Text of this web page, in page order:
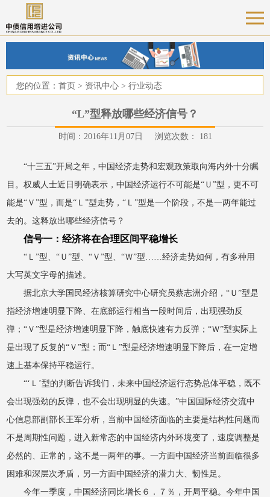
您的位置：首页 > 资讯中心 >行业动态
“L”型释放哪些经济信号？
时间：2016年11月07日 浏览次数： 181
“十三五”开局之年，中国经济走势和宏观政策取向海内外十分瞩
目。权威人士近日明确表示，中国经济运行不可能是“Ｕ”型，更不可
能是“Ｖ”型，而是“Ｌ”型走势，“Ｌ”型是一个阶段，不是一两年能过
去的。这释放出哪些经济信号？
信号一：经济将在合理区间平稳增长
“Ｌ”型、“Ｕ”型、“Ｖ”型、“Ｗ”型……经济走势如何，有多种用
大写英文字母的描述。
据北京大学国民经济核算研究中心研究员蔡志洲介绍，“Ｕ”型是
指经济增速明显下降、在底部运行相当一段时间后，出现强劲反
弹；“Ｖ”型是经济增速明显下降，触底快速有力反弹；“Ｗ”型实际上
是出现了反复的“Ｖ”型；而“Ｌ”型是经济增速明显下降后，在一定增
速上基本保持平稳运行。
“‘Ｌ’型的判断告诉我们，未来中国经济运行态势总体平稳，既不
会出现强劲的反弹，也不会出现明显的失速。”中国国际经济交流中
心信息部副部长王军分析，当前中国经济面临的主要是结构性问题而
不是周期性问题，进入新常态的中国经济内外环境变了，速度调整是
必然的、正常的，这不是一两年的事。一方面中国经济当前面临很多
困难和深层次矛盾，另一方面中国经济的潜力大、韧性足。
今年一季度，中国经济同比增长６．７％，开局平稳。今年中国